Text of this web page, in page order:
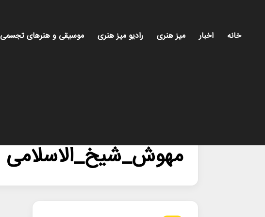
خانه اخبار میز هنری رادیو میز هنری موسیقی و هنرهای تجسمی
مهوش_شیخ_الاسلامی